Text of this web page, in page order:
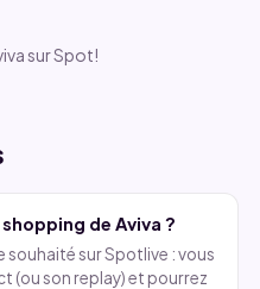
sur Spot!
de Aviva ?
souhaité sur Spotlive : vous
(ou son replay) et pourrez